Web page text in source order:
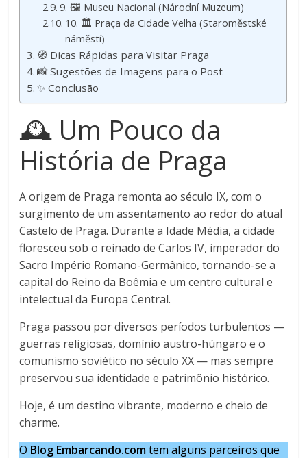
9. 🖼️ Museu Nacional (Národní Muzeum)
10. 🏛️ Praça da Cidade Velha (Staroměstské
náměstí)
🧭 Dicas Rápidas para Visitar Praga
📸 Sugestões de Imagens para o Post
✨ Conclusão
🕰️ Um Pouco da
História de Praga
A origem de Praga remonta ao século IX, com o
surgimento de um assentamento ao redor do atual
Castelo de Praga. Durante a Idade Média, a cidade
floresceu sob o reinado de Carlos IV, imperador do
Sacro Império Romano-Germânico, tornando-se a
capital do Reino da Boêmia e um centro cultural e
intelectual da Europa Central.
Praga passou por diversos períodos turbulentos —
guerras religiosas, domínio austro-húngaro e o
comunismo soviético no século XX — mas sempre
preservou sua identidade e patrimônio histórico.
Hoje, é um destino vibrante, moderno e cheio de
charme.
O Blog Embarcando.comtem alguns parceiros que